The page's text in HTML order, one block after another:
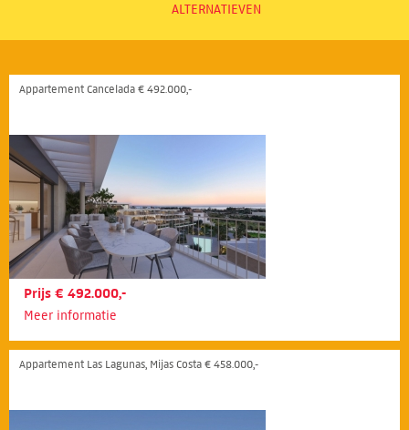
ALTERNATIEVEN
Appartement Cancelada € 492.000,-
Prijs € 492.000,-
Meer informatie
Appartement Las Lagunas, Mijas Costa € 458.000,-